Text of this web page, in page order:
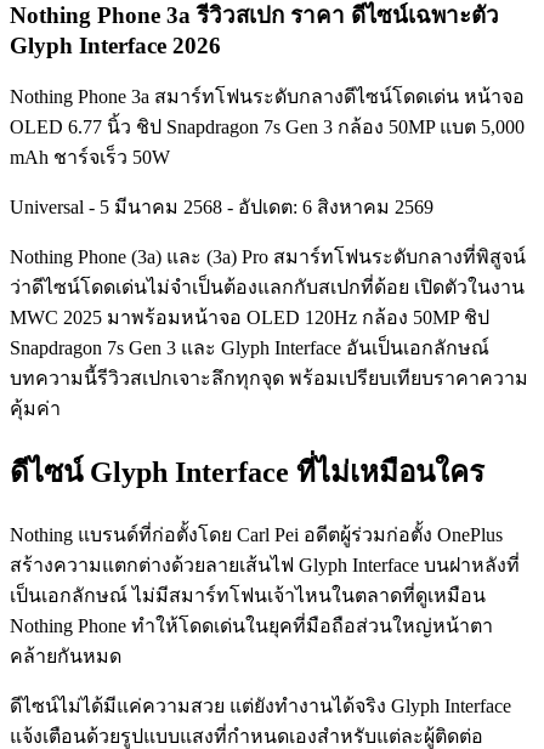
Nothing Phone 3a รีวิวสเปก ราคา ดีไซน์เฉพาะตัว
Glyph Interface 2026
Nothing Phone 3a สมาร์ทโฟนระดับกลางดีไซน์โดดเด่น หน้าจอ
OLED 6.77 นิ้ว ชิป Snapdragon 7s Gen 3 กล้อง 50MP แบต 5,000
mAh ชาร์จเร็ว 50W
Universal - 5 มีนาคม 2568 - อัปเดต: 6 สิงหาคม 2569
Nothing Phone (3a) และ (3a) Pro สมาร์ทโฟนระดับกลางที่พิสูจน์
ว่าดีไซน์โดดเด่นไม่จำเป็นต้องแลกกับสเปกที่ด้อย เปิดตัวในงาน
MWC 2025 มาพร้อมหน้าจอ OLED 120Hz กล้อง 50MP ชิป
Snapdragon 7s Gen 3 และ Glyph Interface อันเป็นเอกลักษณ์
บทความนี้รีวิวสเปกเจาะลึกทุกจุด พร้อมเปรียบเทียบราคาความ
คุ้มค่า
ดีไซน์ Glyph Interface ที่ไม่เหมือนใคร
Nothing แบรนด์ที่ก่อตั้งโดย Carl Pei อดีตผู้ร่วมก่อตั้ง OnePlus
สร้างความแตกต่างด้วยลายเส้นไฟ Glyph Interface บนฝาหลังที่
เป็นเอกลักษณ์ ไม่มีสมาร์ทโฟนเจ้าไหนในตลาดที่ดูเหมือน
Nothing Phone ทำให้โดดเด่นในยุคที่มือถือส่วนใหญ่หน้าตา
คล้ายกันหมด
ดีไซน์ไม่ได้มีแค่ความสวย แต่ยังทำงานได้จริง Glyph Interface
แจ้งเตือนด้วยรูปแบบแสงที่กำหนดเองสำหรับแต่ละผู้ติดต่อ